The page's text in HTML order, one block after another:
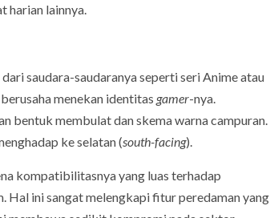
harian lainnya.
saudara-saudaranya seperti seri Anime atau
menekan identitas gamer-nya.
bentuk membulat dan skema warna campuran.
ke selatan (south-facing).
kompatibilitasnya yang luas terhadap
Hal ini sangat melengkapi fitur peredaman yang